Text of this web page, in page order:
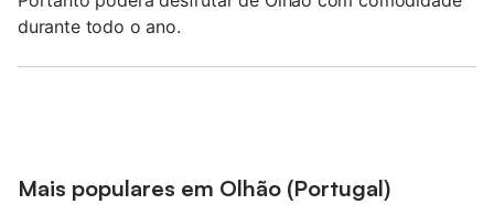
durante todo o ano.
Mais populares em Olhão (Portugal)